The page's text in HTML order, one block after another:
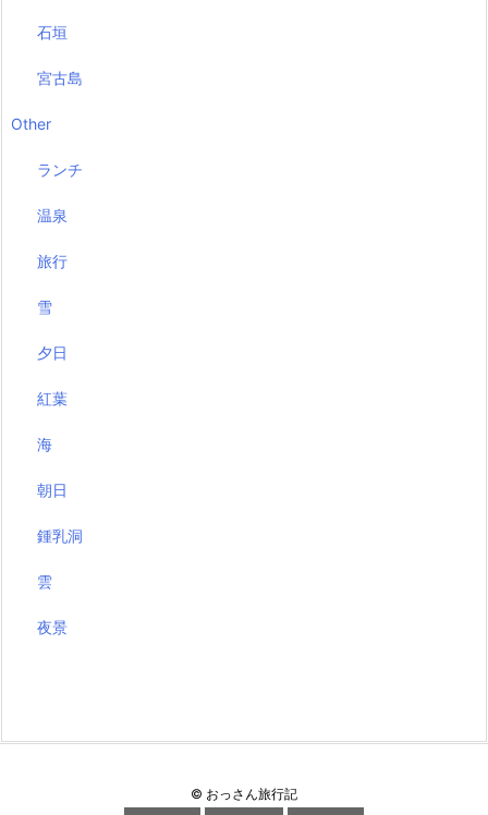
石垣
宮古島
Other
ランチ
温泉
旅行
雪
夕日
紅葉
海
朝日
鍾乳洞
雲
夜景
© おっさん旅行記